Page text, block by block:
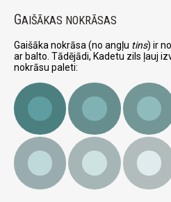
GAIŠĀKAS NOKRĀSAS
Gaišāka nokrāsa (no angļu tins) ir
ar balto. Tādējādi, Kadetu zils ļauj
nokrāsu paleti: